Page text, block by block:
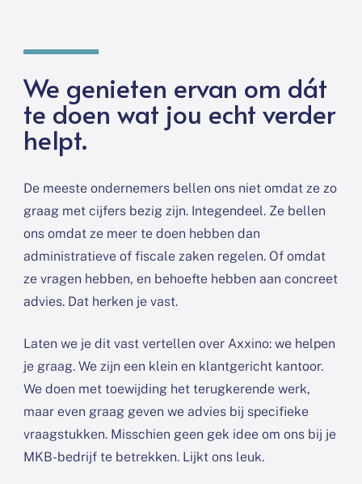
We genieten ervan om dát
te doen wat jou echt verder
helpt.
De meeste ondernemers bellen ons niet omdat ze zo
graag met cijfers bezig zijn. Integendeel. Ze bellen
ons omdat ze meer te doen hebben dan
administratieve of fiscale zaken regelen. Of omdat
ze vragen hebben, en behoefte hebben aan concreet
advies. Dat herken je vast.
Laten we je dit vast vertellen over Axxino: we helpen
je graag. We zijn een klein en klantgericht kantoor.
We doen met toewijding het terugkerende werk,
maar even graag geven we advies bij specifieke
vraagstukken. Misschien geen gek idee om ons bij je
MKB-bedrijf te betrekken. Lijkt ons leuk.